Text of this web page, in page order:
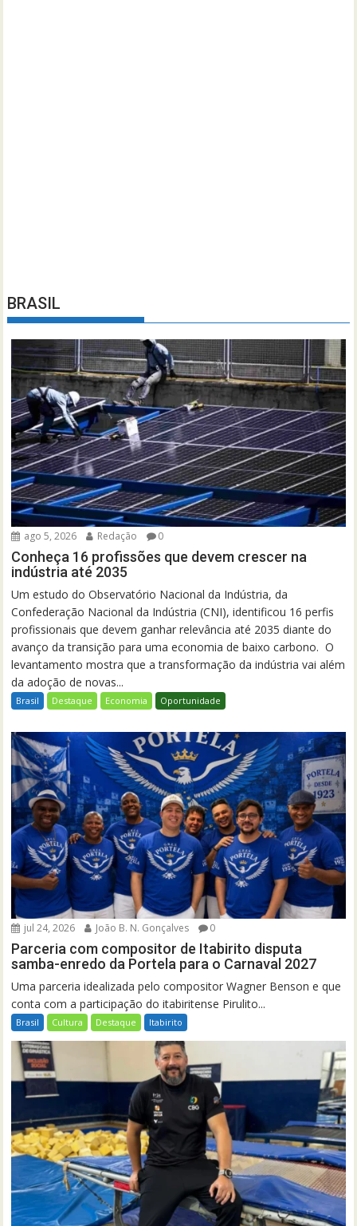
BRASIL
ago 5, 2026 Redação 0
Conheça 16 profissões que devem crescer na
indústria até 2035
Um estudo do Observatório Nacional da Indústria, da
Confederação Nacional da Indústria (CNI), identificou 16 perfis
profissionais que devem ganhar relevância até 2035 diante do
avanço da transição para uma economia de baixo carbono. O
levantamento mostra que a transformação da indústria vai além
da adoção de novas...
Brasil Destaque Economia Oportunidade
jul 24, 2026 João B. N. Gonçalves 0
Parceria com compositor de Itabirito disputa
samba-enredo da Portela para o Carnaval 2027
Uma parceria idealizada pelo compositor Wagner Benson e que
conta com a participação do itabiritense Pirulito...
Brasil Cultura Destaque Itabirito